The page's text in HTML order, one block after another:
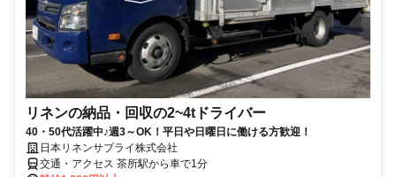
リネンの納品・回収の2~4tドライバー
40・50代活躍中♪週3～OK！平日や日曜日に働ける方歓迎！
日本リネンサプライ株式会社
交通・アクセス 茶所駅から車で1分